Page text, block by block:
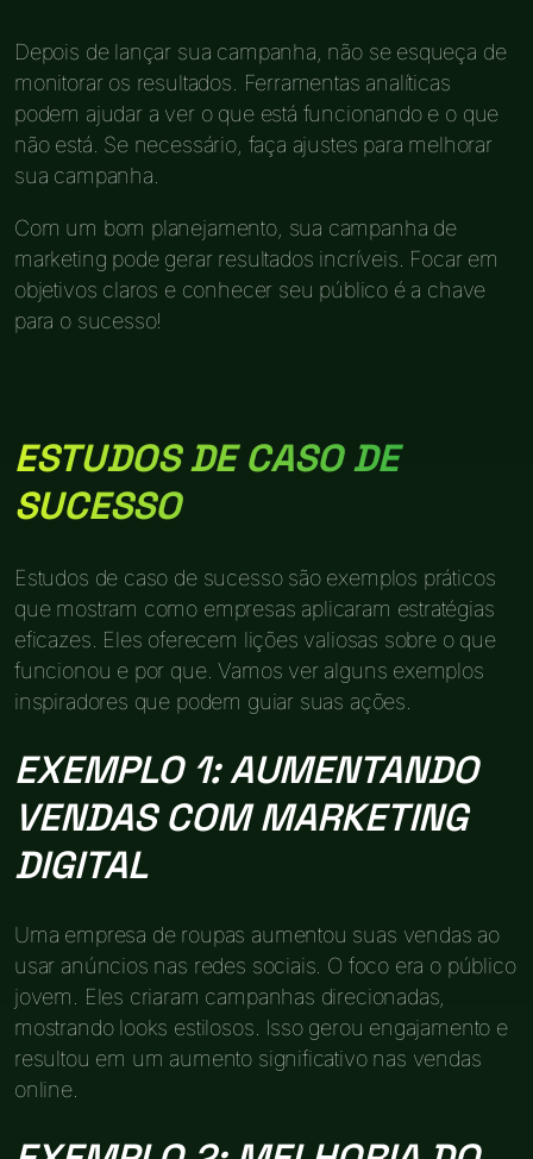
Depois de lançar sua campanha, não se esqueça de
monitorar os resultados. Ferramentas analíticas
podem ajudar a ver o que está funcionando e o que
não está. Se necessário, faça ajustes para melhorar
sua campanha.
Com um bom planejamento, sua campanha de
marketing pode gerar resultados incríveis. Focar em
objetivos claros e conhecer seu público é a chave
para o sucesso!
ESTUDOS DE CASO DE
SUCESSO
Estudos de caso de sucesso são exemplos práticos
que mostram como empresas aplicaram estratégias
eficazes. Eles oferecem lições valiosas sobre o que
funcionou e por que. Vamos ver alguns exemplos
inspiradores que podem guiar suas ações.
EXEMPLO 1: AUMENTANDO
VENDAS COM MARKETING
DIGITAL
Uma empresa de roupas aumentou suas vendas ao
usar anúncios nas redes sociais. O foco era o público
jovem. Eles criaram campanhas direcionadas,
mostrando looks estilosos. Isso gerou engajamento e
resultou em um aumento significativo nas vendas
online.